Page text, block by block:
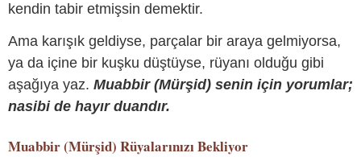
kendin tabir etmişsin demektir.
Ama karışık geldiyse, parçalar bir araya gelmiyorsa,
ya da içine bir kuşku düştüyse, rüyanı olduğu gibi
aşağıya yaz. Muabbir (Mürşid) senin için yorumlar;
nasibi de hayır duandır.
Muabbir (Mürşid) Rüyalarınızı Bekliyor